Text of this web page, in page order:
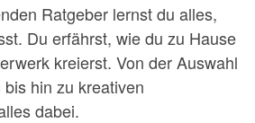
Ratgeber lernst du alles,
Du erfährst, wie du zu Hause
kreierst. Von der Auswahl
hin zu kreativen
dabei.